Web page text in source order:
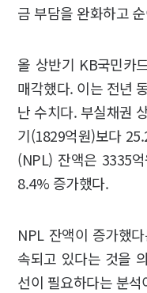
금 부담을 완화하고
올 상반기 KB국민카
매각했다. 이는 전년
난 수치다. 부실채권
기(1829억원)보다
(NPL) 잔액은 3335
8.4% 증가했다.
NPL 잔액이 증가했
속되고 있다는 것을
선이 필요하다는 분석